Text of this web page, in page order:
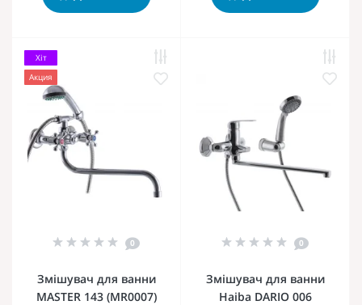
Хіт
Акция
0
Змішувач для ванни
MASTER 143 (MR0007)
0
Змішувач для ванни
Haiba DARIO 006